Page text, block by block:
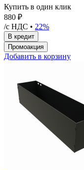
Купить в один клик
880 ₽
/с НДС • 22%
Добавить в корзину